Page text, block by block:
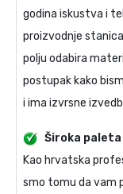
godina iskustva i
proizvodnje
polju odabira
postupak kako
i ima izvrsne
Široka
Kao hrvatska
smo tomu da vam